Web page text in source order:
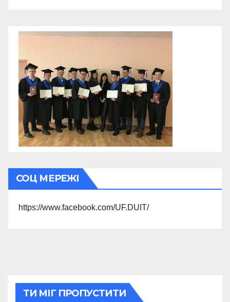
СОЦ МЕРЕЖІ
https://www.facebook.com/UF.DUIT/
ТИ МІГ ПРОПУСТИТИ